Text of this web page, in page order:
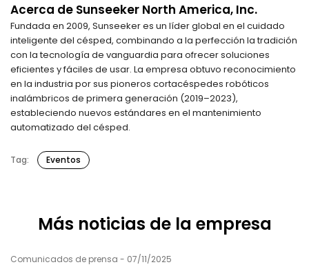
Acerca de Sunseeker North America, Inc.
Fundada en 2009, Sunseeker es un líder global en el cuidado
inteligente del césped, combinando a la perfección la tradición
con la tecnología de vanguardia para ofrecer soluciones
eficientes y fáciles de usar. La empresa obtuvo reconocimiento
en la industria por sus pioneros cortacéspedes robóticos
inalámbricos de primera generación (2019–2023),
estableciendo nuevos estándares en el mantenimiento
automatizado del césped.
Tag: Eventos
Más noticias de la empresa
Comunicados de prensa - 07/11/2025